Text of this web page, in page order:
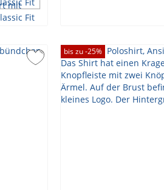
bis zu -25%